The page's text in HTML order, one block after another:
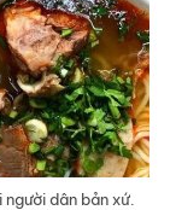
dân bản xứ.